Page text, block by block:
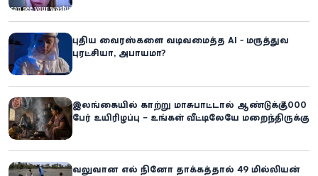
புதிய வைரஸ்களை வடிவமைத்த AI - மருத்துவ
புரட்சியா, அபாயமா?
இலங்கையில் காற்று மாசுபாட்டால் ஆண்டுக்கு 7,000
பேர் உயிரிழப்பு – உங்கள் வீட்டிலேயே மறைந்திருக்கும்
வலுவான எல் நினோ தாக்கத்தால் 49 மில்லியன்